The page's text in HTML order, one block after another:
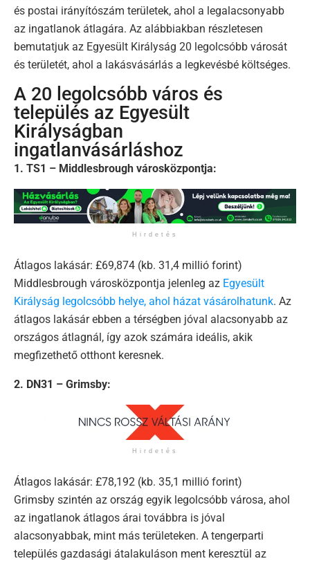
és postai irányítószám területek, ahol a legalacsonyabb
az ingatlanok átlagára. Az alábbiakban részletesen
bemutatjuk az Egyesült Királyság 20 legolcsóbb városát
és területét, ahol a lakásvásárlás a legkevésbé költséges.
A 20 legolcsóbb város és
település az Egyesült
Királyságban
ingatlanvásárláshoz
1. TS1 – Middlesbrough városközpontja:
Hirdetés
Átlagos lakásár: £69,874 (kb. 31,4 millió forint)
Middlesbrough városközpontja jelenleg az Egyesült
Királyság legolcsóbb helye, ahol házat vásárolhatunk. Az
átlagos lakásár ebben a térségben jóval alacsonyabb az
országos átlagnál, így azok számára ideális, akik
megfizethető otthont keresnek.
2. DN31 – Grimsby:
Hirdetés
Átlagos lakásár: £78,192 (kb. 35,1 millió forint)
Grimsby szintén az ország egyik legolcsóbb városa, ahol
az ingatlanok átlagos árai továbbra is jóval
alacsonyabbak, mint más területeken. A tengerparti
település gazdasági átalakuláson ment keresztül az